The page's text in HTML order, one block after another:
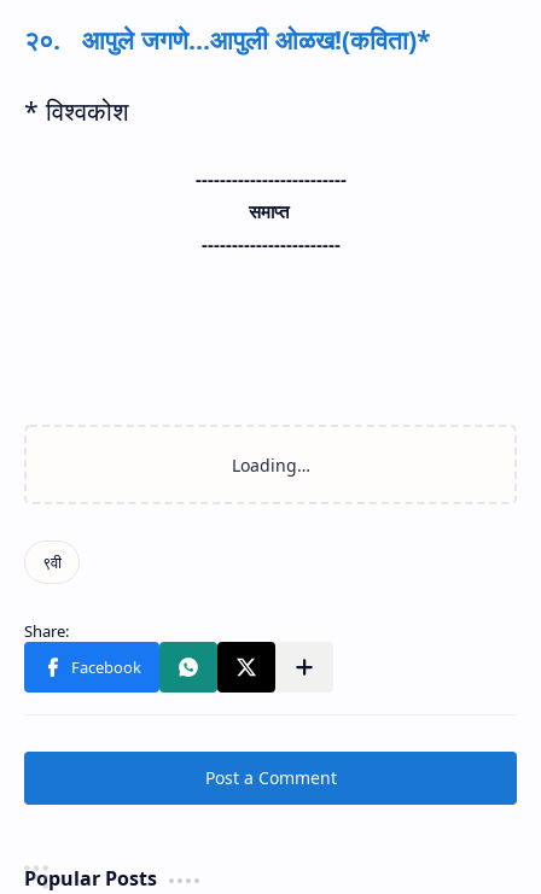
२०. आपुले जगणे...आपुली ओळख!(कविता)*
* विश्वकोश
-------------------------
समाप्त
-----------------------
Post a Comment
Popular Posts